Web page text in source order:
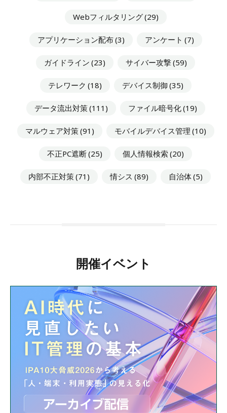
Webフィルタリング(29)
アプリケーション配布(3) アンケート (7)
ガイドライン (23) サイバー攻撃(59)
テレワーク (18) デバイス制御 (35)
データ流出対策(111) ファイル暗号化(19)
マルウェア対策(91) モバイルデバイス管理 (10)
不正PC遮断(25) 個人情報検索(20)
内部不正対策(71) 情シス (89) 自治体(5)
開催イベント